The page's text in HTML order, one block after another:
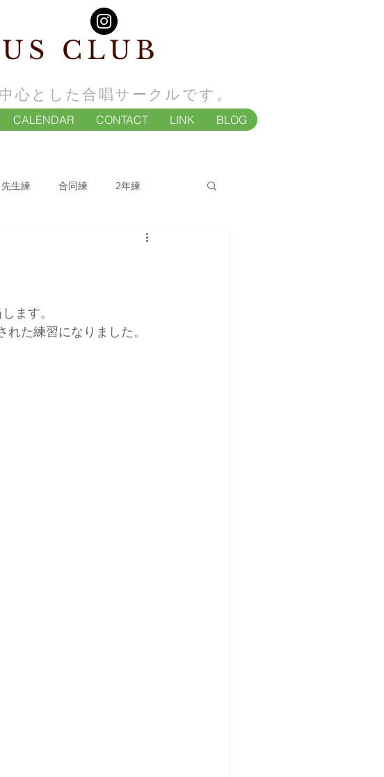
CLUB
心とした合唱サークルです。
CALENDAR CONTACT LINK BLOG
先生練 合同練 2年練
ます。
た練習になりました。